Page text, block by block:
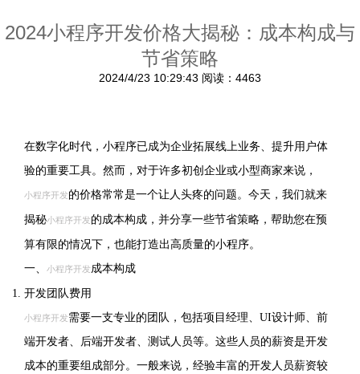
2024小程序开发价格大揭秘：成本构成与
节省策略
2024/4/23 10:29:43 阅读：4463
在数字化时代，小程序已成为企业拓展线上业务、提升用户体
验的重要工具。然而，对于许多初创企业或小型商家来说，
小程序开发的价格常常是一个让人头疼的问题。今天，我们就来
揭秘小程序开发的成本构成，并分享一些节省策略，帮助您在预
算有限的情况下，也能打造出高质量的小程序。
一、
小程序开发成本构成
开发团队费用
小程序开发需要一支专业的团队，包括项目经理、UI设计师、前
端开发者、后端开发者、测试人员等。这些人员的薪资是开发
成本的重要组成部分。一般来说，经验丰富的开发人员薪资较